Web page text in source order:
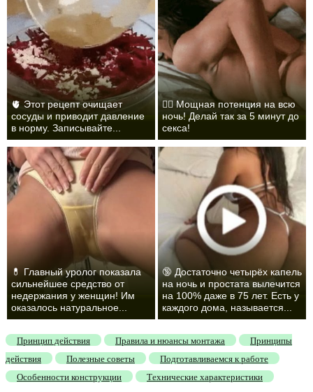
🫀 Этот рецепт очищает
сосуды и приводит давление
в норму. Записывайте...
❤️‍🔥 Мощная потенция на всю
ночь! Делай так за 5 минут до
секса!
💊 Главный уролог показала
сильнейшее средство от
недержания у женщин! Им
оказалось натуральное...
🔞 Достаточно четырёх капель
на ночь и простата вылечится
на 100% даже в 75 лет. Есть у
каждого дома, называется...
Принцип действия Правила и нюансы монтажа
Принципы
действия
Полезные советы
Подготавливаемся к работе
Особенности конструкции
Технические характеристики